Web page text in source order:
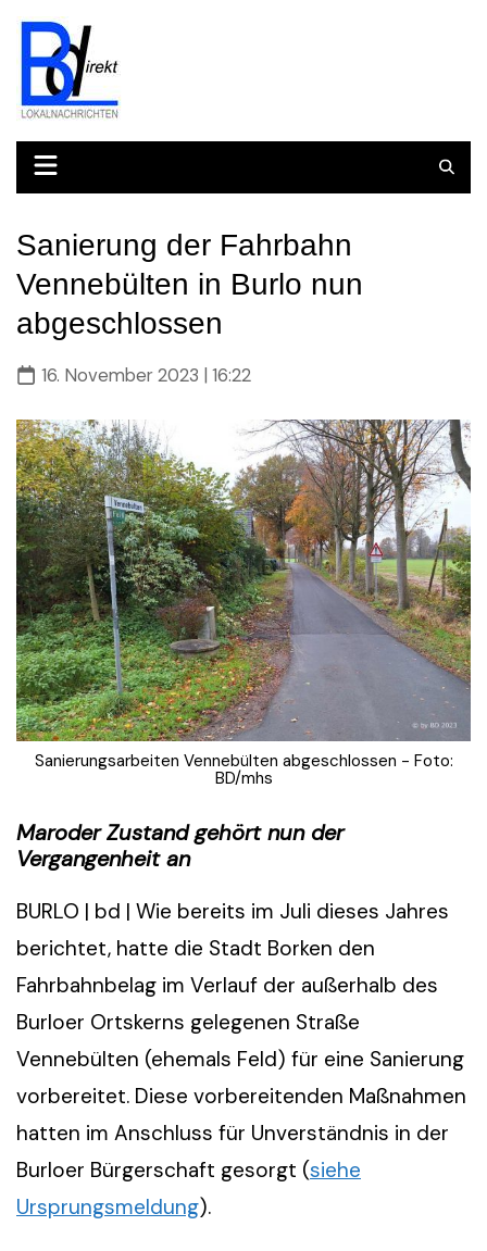
Skip
to
content
Sanierung der Fahrbahn
Vennebülten in Burlo nun
abgeschlossen
16. November 2023 | 16:22
Sanierungsarbeiten Vennebülten abgeschlossen - Foto:
BD/mhs
Maroder Zustand gehört nun der
Vergangenheit an
BURLO | bd | Wie bereits im Juli dieses Jahres
berichtet, hatte die Stadt Borken den
Fahrbahnbelag im Verlauf der außerhalb des
Burloer Ortskerns gelegenen Straße
Vennebülten (ehemals Feld) für eine Sanierung
vorbereitet. Diese vorbereitenden Maßnahmen
hatten im Anschluss für Unverständnis in der
Burloer Bürgerschaft gesorgt (siehe
Ursprungsmeldung).